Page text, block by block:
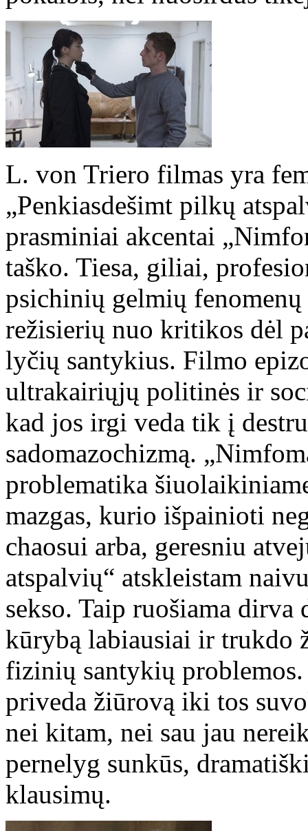
L. von Triero filmas yra
„Penkiasdešimt pilkų
prasminiai akcentai
taško. Tiesa, giliai,
psichinių gelmių
režisierių nuo kritikos dėl
lyčių santykius. Filmo
ultrakairiųjų politinės ir
kad jos irgi veda tik į
sadomazochizmą.
problematika
mazgas, kurio išpainioti
chaosui arba, geresniu
atspalvių“ atskleistam
sekso. Taip ruošiama
kūrybą labiausiai ir trukdo
fizinių santykių
priveda žiūrovą iki tos
nei kitam, nei sau jau
pernelyg sunkūs,
klausimų.